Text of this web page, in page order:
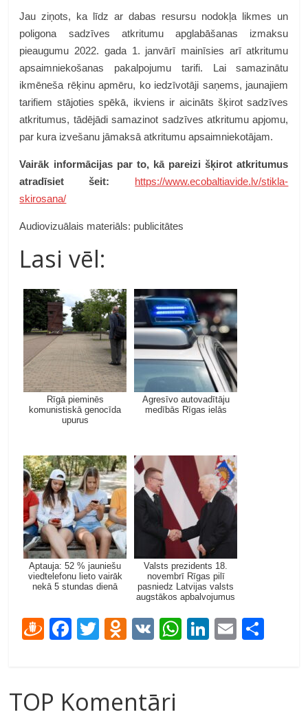
Jau ziņots, ka līdz ar dabas resursu nodokļa likmes un
poligona sadzīves atkritumu apglabāšanas izmaksu
pieaugumu 2022. gada 1. janvārī mainīsies arī atkritumu
apsaimniekošanas pakalpojumu tarifi. Lai samazinātu
ikmēneša rēķinu apmēru, ko iedzīvotāji saņems, jaunajiem
tarifiem stājoties spēkā, ikviens ir aicināts šķirot sadzīves
atkritumus, tādējādi samazinot sadzīves atkritumu apjomu,
par kura izvešanu jāmaksā atkritumu apsaimniekotājam.
Vairāk informācijas par to, kā pareizi šķirot atkritumus
atradīsiet šeit:
https://www.ecobaltiavide.lv/stikla-
skirosana/
Audiovizuālais materiāls: publicitātes
Lasi vēl:
Rīgā pieminēs
komunistiskā genocīda
upurus
Agresīvo autovadītāju
medībās Rīgas ielās
Aptauja: 52 % jauniešu
viedtelefonu lieto vairāk
nekā 5 stundas dienā
Valsts prezidents 18.
novembrī Rīgas pilī
pasniedz Latvijas valsts
augstākos apbalvojumus
D
ra
gi
F
ac
b
T
w
er
O
d
o
V
K
W
h
Li
n
E
m
TOP Komentāri